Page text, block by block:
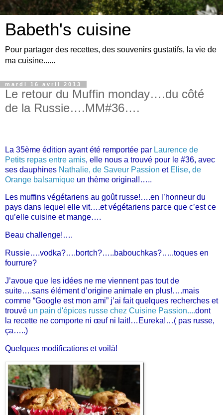
Babeth's cuisine
Pour partager des recettes, des souvenirs gustatifs, la vie de
ma cuisine......
mardi 16 avril 2013
Le retour du Muffin monday….du côté
de la Russie….MM#36….
La 35ème édition ayant été remportée par Laurence de
Petits repas entre amis, elle nous a trouvé pour le #36, avec
ses dauphines Nathalie, de Saveur Passion et Elise, de
Orange balsamique un thème original!…..
Les muffins végétariens au goût russe!….en l’honneur du
pays dans lequel elle vit….et végétariens parce que c’est ce
qu’elle cuisine et mange….
Beau challenge!….
Russie….vodka?….bortch?…..babouchkas?…..toques en
fourrure?
J’avoue que les idées ne me viennent pas tout de
suite….sans élément d’origine animale en plus!….mais
comme “Google est mon ami” j’ai fait quelques recherches et
trouvé un pain d'épices russe chez Cuisine Passion....dont
la recette ne comporte ni œuf ni lait!…Eureka!…( pas russe,
ça…..)
Quelques modifications et voilà!